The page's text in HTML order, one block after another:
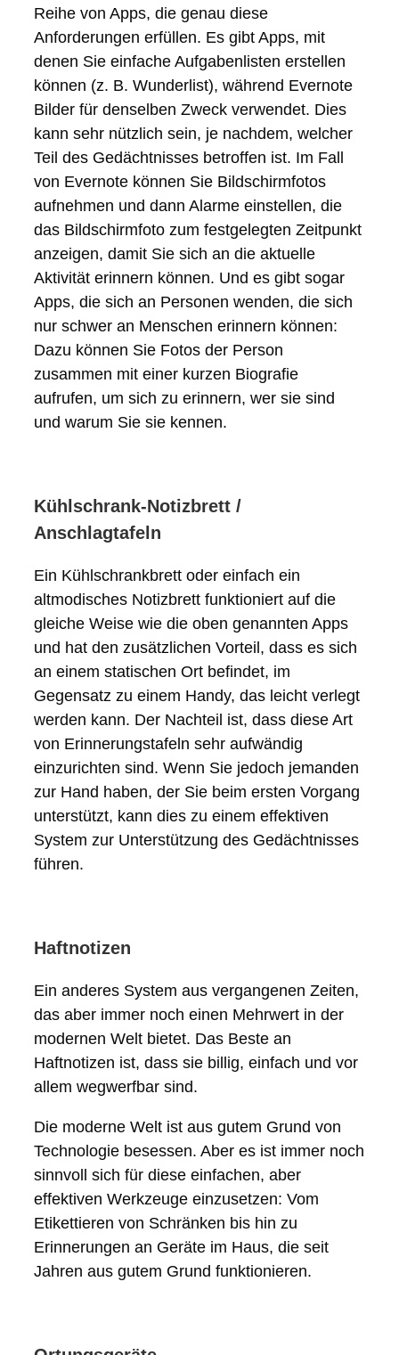
Reihe von Apps, die genau diese
Anforderungen erfüllen. Es gibt Apps, mit
denen Sie einfache Aufgabenlisten erstellen
können (z. B. Wunderlist), während Evernote
Bilder für denselben Zweck verwendet. Dies
kann sehr nützlich sein, je nachdem, welcher
Teil des Gedächtnisses betroffen ist. Im Fall
von Evernote können Sie Bildschirmfotos
aufnehmen und dann Alarme einstellen, die
das Bildschirmfoto zum festgelegten Zeitpunkt
anzeigen, damit Sie sich an die aktuelle
Aktivität erinnern können. Und es gibt sogar
Apps, die sich an Personen wenden, die sich
nur schwer an Menschen erinnern können:
Dazu können Sie Fotos der Person
zusammen mit einer kurzen Biografie
aufrufen, um sich zu erinnern, wer sie sind
und warum Sie sie kennen.
Kühlschrank-Notizbrett /
Anschlagtafeln
Ein Kühlschrankbrett oder einfach ein
altmodisches Notizbrett funktioniert auf die
gleiche Weise wie die oben genannten Apps
und hat den zusätzlichen Vorteil, dass es sich
an einem statischen Ort befindet, im
Gegensatz zu einem Handy, das leicht verlegt
werden kann. Der Nachteil ist, dass diese Art
von Erinnerungstafeln sehr aufwändig
einzurichten sind. Wenn Sie jedoch jemanden
zur Hand haben, der Sie beim ersten Vorgang
unterstützt, kann dies zu einem effektiven
System zur Unterstützung des Gedächtnisses
führen.
Haftnotizen
Ein anderes System aus vergangenen Zeiten,
das aber immer noch einen Mehrwert in der
modernen Welt bietet. Das Beste an
Haftnotizen ist, dass sie billig, einfach und vor
allem wegwerfbar sind.
Die moderne Welt ist aus gutem Grund von
Technologie besessen. Aber es ist immer noch
sinnvoll sich für diese einfachen, aber
effektiven Werkzeuge einzusetzen: Vom
Etikettieren von Schränken bis hin zu
Erinnerungen an Geräte im Haus, die seit
Jahren aus gutem Grund funktionieren.